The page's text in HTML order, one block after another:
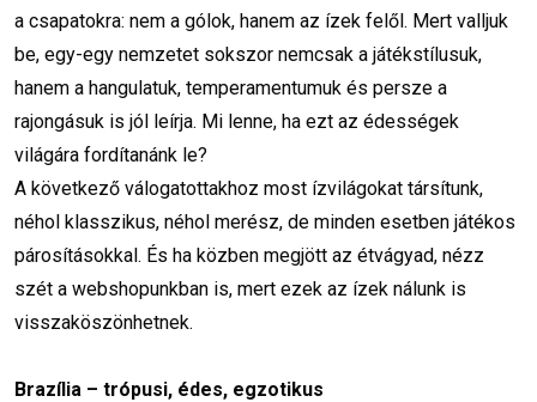
a csapatokra: nem a gólok, hanem az ízek felől. Mert valljuk
be, egy-egy nemzetet sokszor nemcsak a játékstílusuk,
hanem a hangulatuk, temperamentumuk és persze a
rajongásuk is jól leírja. Mi lenne, ha ezt az édességek
világára fordítanánk le?
A következő válogatottakhoz most ízvilágokat társítunk,
néhol klasszikus, néhol merész, de minden esetben játékos
párosításokkal. És ha közben megjött az étvágyad, nézz
szét a webshopunkban is, mert ezek az ízek nálunk is
visszaköszönhetnek.
Brazília – trópusi, édes, egzotikus